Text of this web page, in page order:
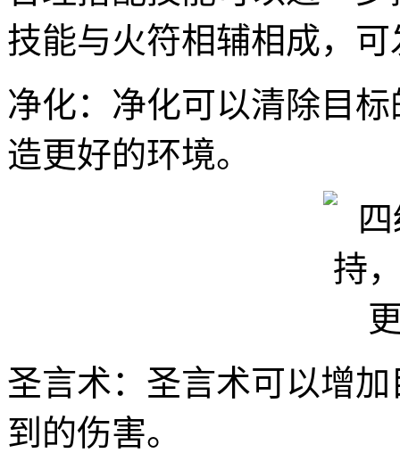
技能与火符相辅相成，
净化：净化可以清除目
造更好的环境。
圣言术：圣言术可以增
到的伤害。